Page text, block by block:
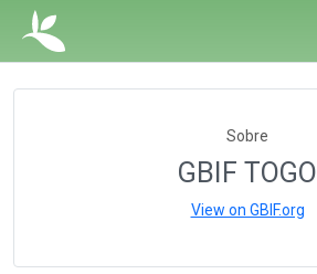
Sobre
GBIF TOGO
View on GBIF.org